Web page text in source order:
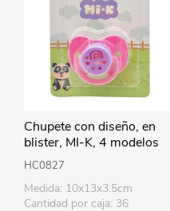
Chupete con diseño, en
blister, MI-K, 4 modelos
HC0827
Medida: 10x13x3.5cm
Cantidad por caja: 36